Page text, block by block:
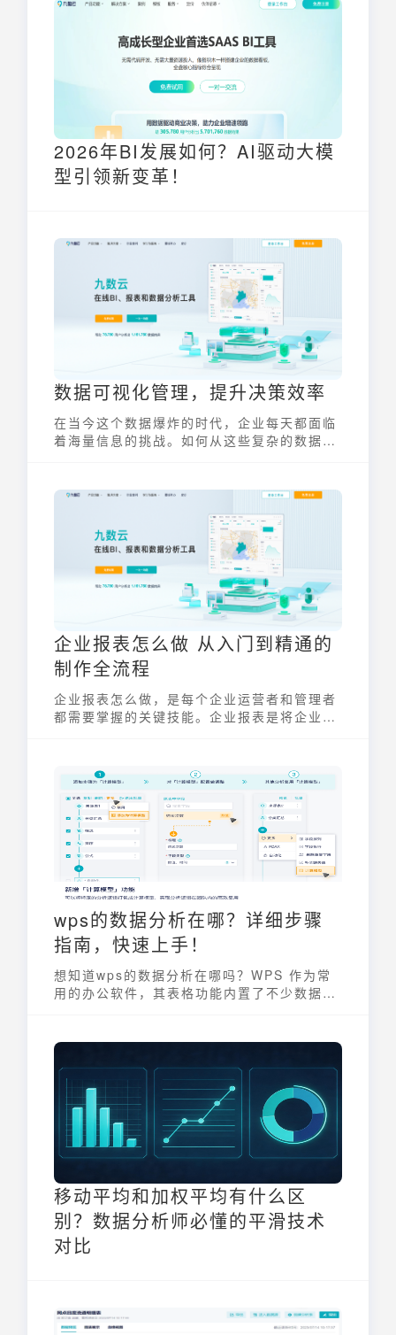
2026年BI发展如何？AI驱动大模
型引领新变革！
数据可视化管理，提升决策效率
在当今这个数据爆炸的时代，企业每天都面临
着海量信息的挑战。如何从这些复杂的数据中
转化为直观的图表、图形，帮助企业管理者和
分析人员更高效地理解、分析和管理数据，最
终实现数据驱动的决策。
企业报表怎么做 从入门到精通的
制作全流程
企业报表怎么做，是每个企业运营者和管理者
都需要掌握的关键技能。企业报表是将企业运
企业一定时期内的经营成果、财务状况和未来
发展趋势。一份好的企业报表，能够帮助管理
者快速了解企业运营状况，及时发现问题并制
定相应的解决方案，为企业的战略决策提供有
力支持。
wps的数据分析在哪？详细步骤
指南，快速上手！
想知道wps的数据分析在哪吗？WPS 作为常
用的办公软件，其表格功能内置了不少数据分
在 WPS 表格中使用数据分析功能，让你轻松
移动平均和加权平均有什么区
别？数据分析师必懂的平滑技术
对比